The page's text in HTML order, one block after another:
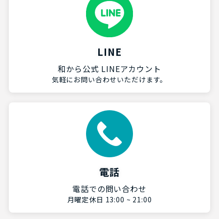
LINE
和から公式 LINEアカウント
気軽にお問い合わせいただけます。
電話
電話での問い合わせ
月曜定休日 13:00 ~ 21:00